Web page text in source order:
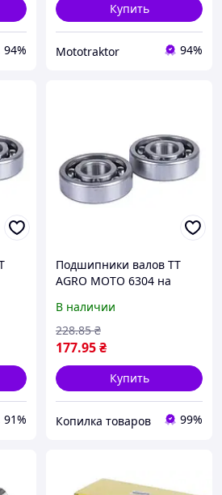
94%
Купить
Mototraktor 94%
91%
Подшипники валов TT
AGRO MOTO 6304 на
первичного + повыш/
пониж.
В наличии
177.95₴
228.85 ₴
Купить
Копилка товаров 99%